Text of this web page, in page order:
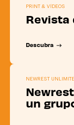
PRINT & VÍDEOS
Revista
Descubra
NEWREST
un